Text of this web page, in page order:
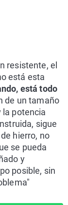
resistente, el
está esta
está todo
de un tamaño
la potencia
sigue
hierro, no
se pueda
y
posible, sin